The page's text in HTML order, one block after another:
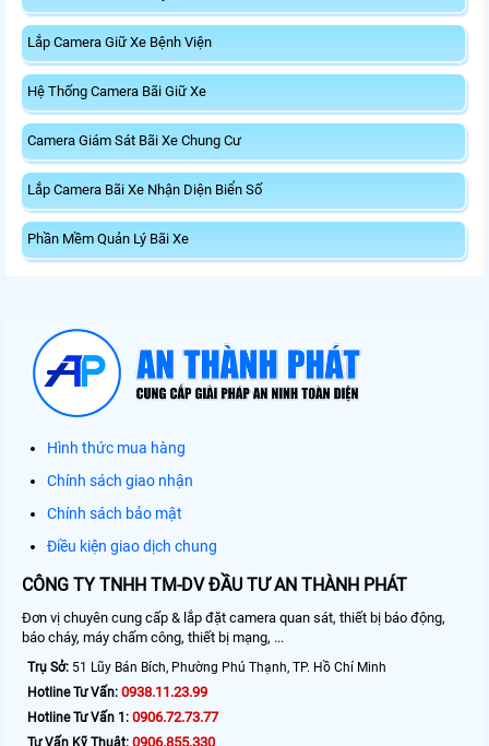
Lắp Camera Giữ Xe Bệnh Viện
Hệ Thống Camera Bãi Giữ Xe
Camera Giám Sát Bãi Xe Chung Cư
Lắp Camera Bãi Xe Nhận Diện Biển Số
Phần Mềm Quản Lý Bãi Xe
Hình thức mua hàng
Chính sách giao nhận
Chính sách bảo mật
Điều kiện giao dịch chung
CÔNG TY TNHH TM-DV ĐẦU TƯ AN THÀNH PHÁT
Đơn vị chuyên cung cấp & lắp đặt camera quan sát, thiết bị báo động,
báo cháy, máy chấm công, thiết bị mạng, ...
Trụ Sở: 51 Lũy Bán Bích, Phường Phú Thạnh, TP. Hồ Chí Minh
Hotline Tư Vấn: 0938.11.23.99
Hotline Tư Vấn 1: 0906.72.73.77
Tư Vấn Kỹ Thuật: 0906.855.330